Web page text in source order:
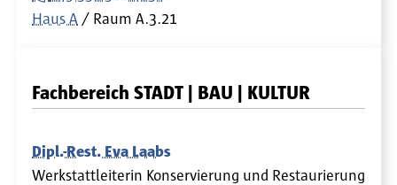
Haus A
Raum A.3.21
Fachbereich STADT | BAU | KULTUR
Dipl.-Rest. Eva Laabs
Werkstattleiterin Konservierung und Restaurierung